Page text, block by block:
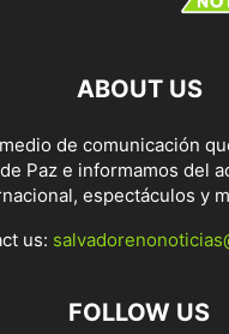
ABOUT US
de comunicación
Paz e informamos del
espectáculos y
us:
FOLLOW US